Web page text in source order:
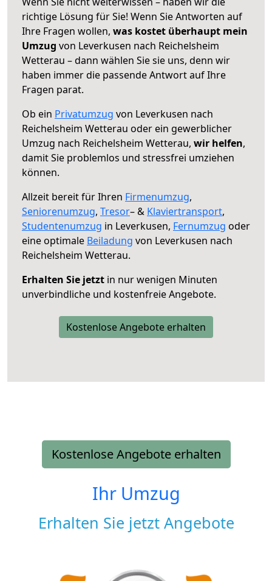
richtige Lösung für Sie! Wenn Sie Antworten auf
Ihre Fragen wollen, was kostet überhaupt mein
Umzug von Leverkusen nach Reichelsheim
Wetterau – dann wählen Sie sie uns, denn wir
haben immer die passende Antwort auf Ihre
Fragen parat.
Ob ein Privatumzug von Leverkusen nach
Reichelsheim Wetterau oder ein gewerblicher
Umzug nach Reichelsheim Wetterau, wir helfen,
damit Sie problemlos und stressfrei umziehen
können.
Allzeit bereit für Ihren Firmenumzug,
Seniorenumzug, Tresor– & Klaviertransport,
Studentenumzug in Leverkusen, Fernumzug oder
eine optimale Beiladung von Leverkusen nach
Reichelsheim Wetterau.
Erhalten Sie jetzt in nur wenigen Minuten
unverbindliche und kostenfreie Angebote.
Kostenlose Angebote erhalten
Kostenlose Angebote erhalten
Ihr Umzug
Erhalten Sie jetzt Angebote